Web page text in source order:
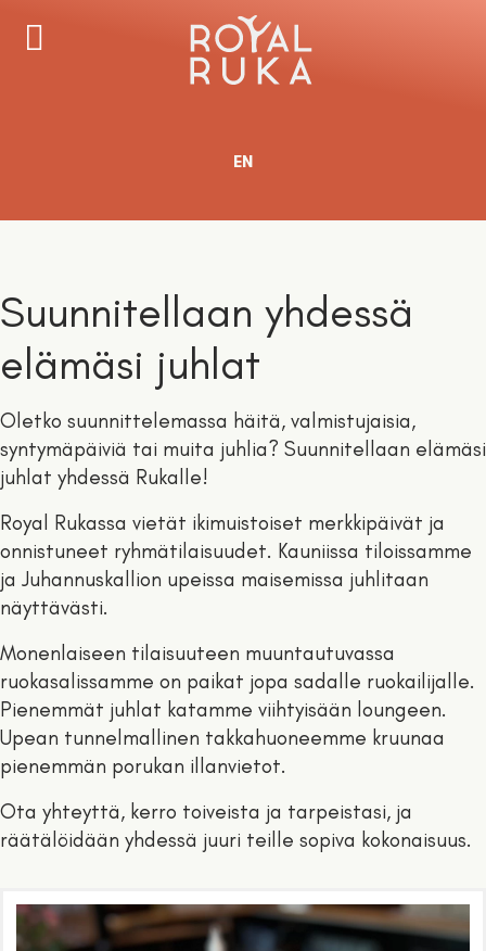
EN
Suunnitellaan yhdessä
elämäsi juhlat
Oletko suunnittelemassa häitä, valmistujaisia,
syntymäpäiviä tai muita juhlia? Suunnitellaan elämäsi
juhlat yhdessä Rukalle!
Royal Rukassa vietät ikimuistoiset merkkipäivät ja
onnistuneet ryhmätilaisuudet. Kauniissa tiloissamme
ja Juhannuskallion upeissa maisemissa juhlitaan
näyttävästi.
Monenlaiseen tilaisuuteen muuntautuvassa
ruokasalissamme on paikat jopa sadalle ruokailijalle.
Pienemmät juhlat katamme viihtyisään loungeen.
Upean tunnelmallinen takkahuoneemme kruunaa
pienemmän porukan illanvietot.
Ota yhteyttä, kerro toiveista ja tarpeistasi, ja
räätälöidään yhdessä juuri teille sopiva kokonaisuus.